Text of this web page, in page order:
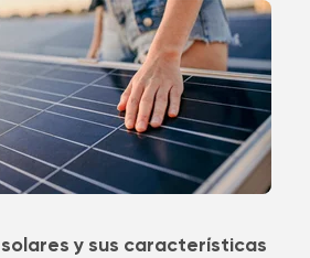
y sus características